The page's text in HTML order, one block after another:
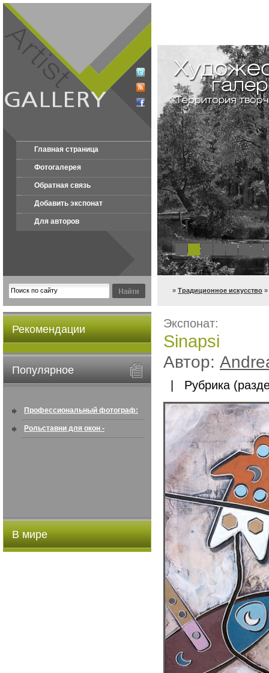
Главная страница
Фотогалерея
Обратная связь
Добавить экспонат
Для авторов
» Традиционное искусство
Рекомендации
Популярное
Профессиональный фотограф:
искусство создавать снимки, ...
Рольставни для окон -
В мире
Экспонат:
Sinapsi
Автор:
| Рубрика